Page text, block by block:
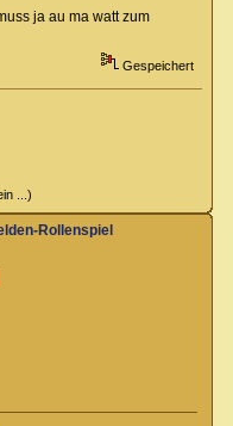
ja au ma watt zum
Gespeichert
...)
Rollenspiel